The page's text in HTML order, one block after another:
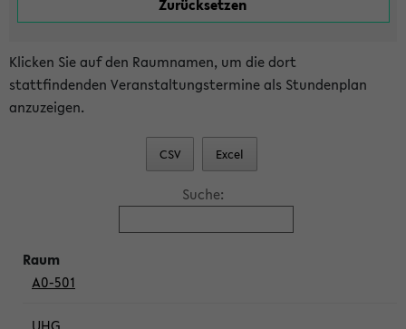
Klicken Sie auf den Raumnamen, um die dort
stattfindenden Veranstaltungstermine als Stundenplan
anzuzeigen.
CSV Excel
Suche:
A0-501